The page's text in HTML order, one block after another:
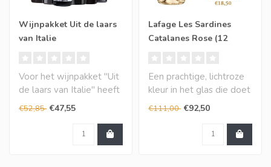
Wijnpakket Uit de laars
van Italie
Voor het wijnpakket "Uit
de laars van Italie" heeft
ons proefpanel een
aantal st..
€52,85 €47,55
Lafage Les Sardines
Catalanes Rose (12
Een prachtige, lichtroze
kleur in het glas die doet
denken aan de delicate
tinte..
€111,00 €92,50